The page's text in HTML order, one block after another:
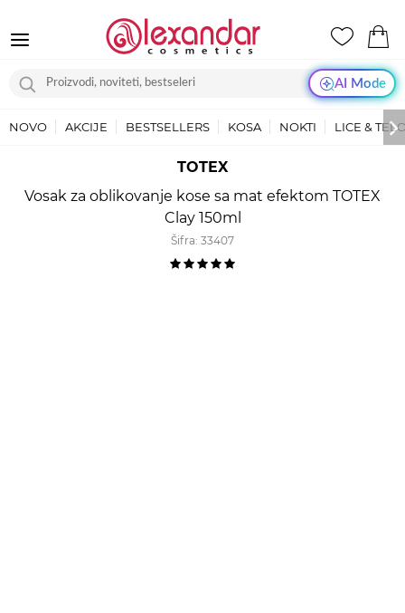
AI Mode
NOVO AKCIJE BESTSELLERS KOSA NOKTI LICE &
TOTEX
Vosak za oblikovanje kose sa mat efektom TOTEX
Clay 150ml
Šifra: 33407